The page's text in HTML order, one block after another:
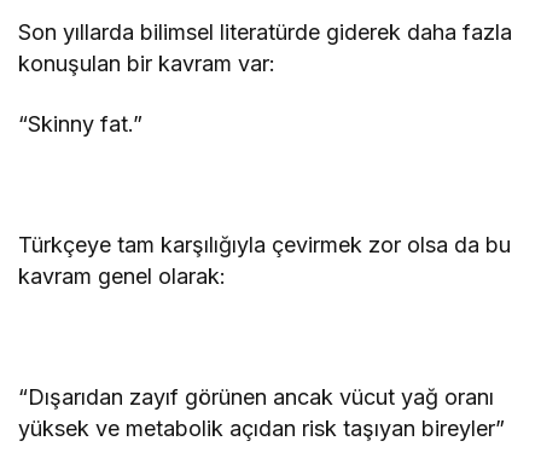
Son yıllarda bilimsel literatürde giderek daha fazla
konuşulan bir kavram var:
“Skinny fat.”
Türkçeye tam karşılığıyla çevirmek zor olsa da bu
kavram genel olarak:
“Dışarıdan zayıf görünen ancak vücut yağ oranı
yüksek ve metabolik açıdan risk taşıyan bireyler”